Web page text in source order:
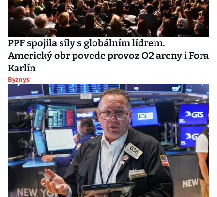
PPF spojila síly s globálním lídrem.
Americký obr povede provoz O2 areny i Fora
Karlín
Byznys